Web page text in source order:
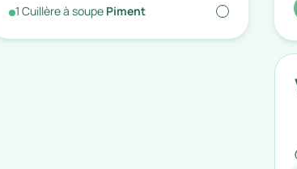
1 Cuillère à soupe Piment